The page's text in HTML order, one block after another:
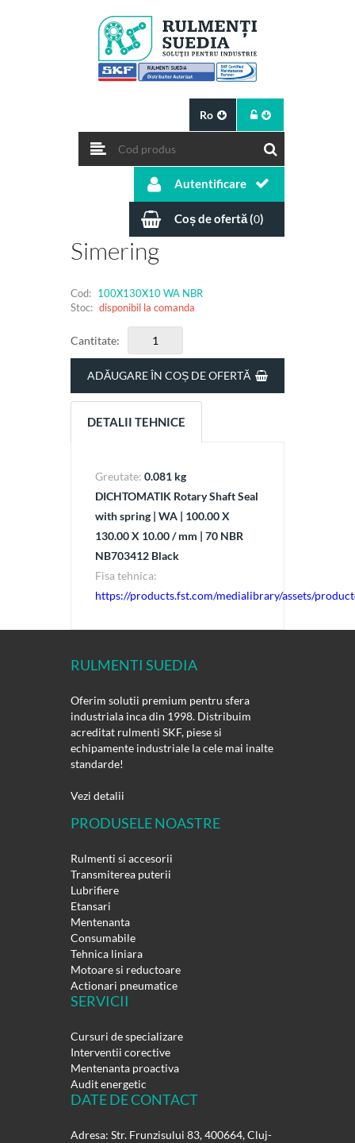
Ro
Autentificare
Coș de ofertă (0)
Simering
Cod: 100X130X10 WA NBR
Stoc: disponibil la comanda
Cantitate:
DETALII TEHNICE
Greutate: 0.081 kg
DICHTOMATIK Rotary Shaft Seal
with spring | WA | 100.00 X
130.00 X 10.00 / mm | 70 NBR
NB703412 Black
Fisa tehnica:
https://products.fst.com/medialibrary/assets/
RULMENTI SUEDIA
Oferim solutii premium pentru sfera
industriala inca din 1998. Distribuim
acreditat rulmenti SKF, piese si
echipamente industriale la cele mai inalte
standarde!
Vezi detalii
PRODUSELE NOASTRE
Rulmenti si accesorii
Transmiterea puterii
Lubrifiere
Etansari
Mentenanta
Consumabile
Tehnica liniara
Motoare si reductoare
Actionari pneumatice
SERVICII
Cursuri de specializare
Interventii corective
Mentenanta proactiva
Audit energetic
DATE DE CONTACT
Adresa: Str. Frunzisului 83, 400664, Cluj-